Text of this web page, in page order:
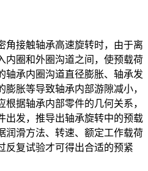
接触轴承高速旋转时，由于离
内圈和外圈沟道之间，使预载荷
轴承内圈沟道直径膨胀、轴承发
胀等导致轴承内部游隙减小，
据轴承内部零件的几何关系，
出发，推导出轴承旋转中的预载
润滑方法、转速、额定工作载荷
反复试验才可得出合适的预紧